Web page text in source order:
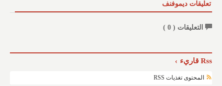
تعليقات ديموفنف
التعليقات ( 0
)
Rss قاريء
المحتوى تغذيات RSS